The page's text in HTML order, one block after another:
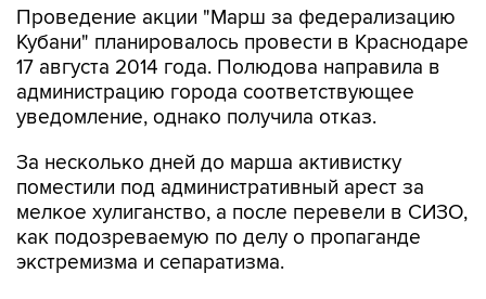
17 августа 2014 года. Полюдова направила в
администрацию города соответствующее
уведомление, однако получила отказ.
За несколько дней до марша активистку
мелкое хулиганство, а после перевели в СИЗО,
как подозреваемую по делу о пропаганде
экстремизма и сепаратизма.
Полюдова провела в изоляторе полгода -